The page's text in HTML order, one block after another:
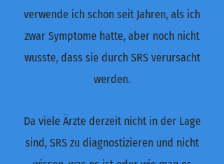
verwende ich schon seit Jahren, als ich
zwar Symptome hatte, aber noch nicht
wusste, dass sie durch SRS verursacht
werden.
Da viele Ärzte derzeit nicht in der Lage
sind, SRS zu diagnostizieren und nicht